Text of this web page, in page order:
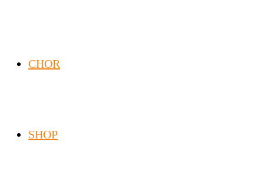
CHOR
SHOP